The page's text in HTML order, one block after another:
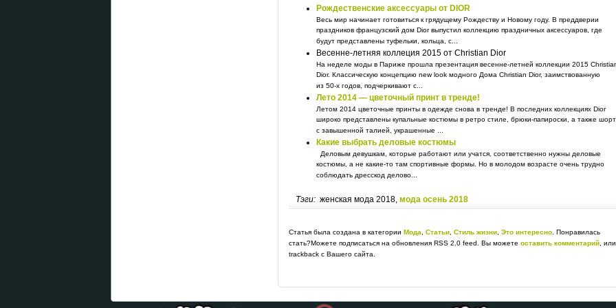
Рождественские аксессуары от DIOR
Весь мир начинает готовиться к грядущему Рождеству и Новому году. В преддверии
праздников французский дом Dior выпустил коллекцию праздничных аксессуаров, где
будут представлены туфельки, кольца, с...
Весенне-летняя коллеция 2015 от Christian Dior
На неделе моды в Париже прошла презентация весенне-летней коллекции 2015
Dior. Классическую концепцию new look модного Дома Christian Dior, заимствованную
из 50-х годов, подчеркивают с...
Лето 2014 — цветочный принт в тренде!
Летом 2014 цветочные принты в одежде снова в тренде! В последних коллекциях Dior
широко представлены купальные костюмы в ретро стиле, брюки-папироски, а также
с завышенной талией, украшенные ...
Какие выбрать деловые костюмы
Деловым девушкам, которые работают или учатся, соответственно нужны деловые
костюмы, а не какие-то там спортивные формы. Но в молодом возрасте очень трудно
соблюдать дресскод делово...
Тэги: женская мода 2018, мода осень 2018
Статья была создана в категории Мода Статьи Стиль жизни Это интересно . Понравилась
стать?Можете подписаться на обновления RSS 2.0 feed. Вы можете оставить комментарий , или
trackback с Вашего сайта.